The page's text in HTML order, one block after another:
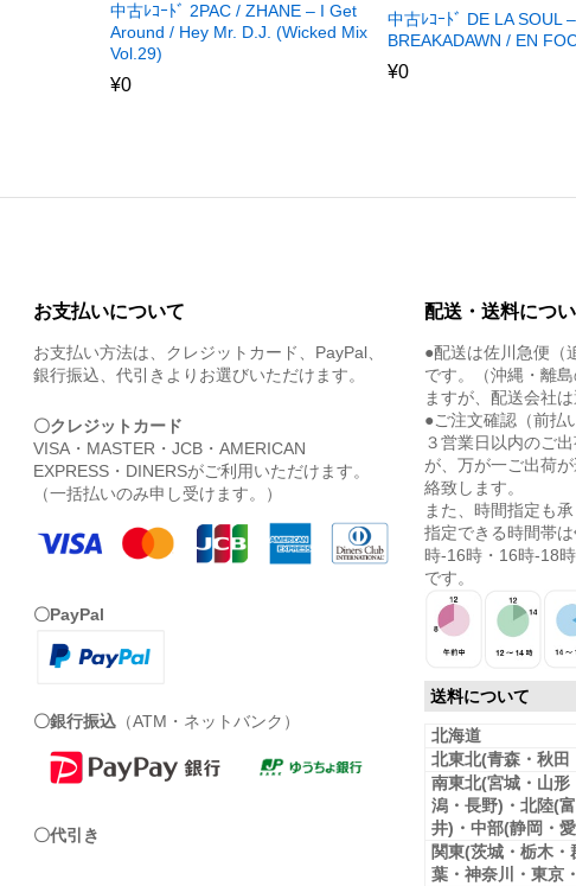
中古ﾚｺｰﾄﾞ 2PAC / ZHANE – I Get
Around / Hey Mr. D.J. (Wicked Mix
Vol.29)
¥0
中古ﾚｺｰﾄﾞ DE LA SOUL –
BREAKADAWN / EN
¥0
お支払いについて
お支払い方法は、クレジットカード、PayPal、
銀行振込、代引きよりお選びいただけます。
〇クレジットカード
VISA・MASTER・JCB・AMERICAN
EXPRESS・DINERSがご利用いただけます。
（一括払いのみ申し受けます。）
〇PayPal
〇銀行振込 （ATM・ネットバンク）
〇代引き
配送・送料につ
●配送は佐川急便（
です。（沖縄・離
ますが、配送会社
●ご注文確認（前払
３営業日以内のご
が、万が一ご出荷
絡致します。
また、時間指定も承
指定できる時間帯
時-16時・16時-18
です。
送料について
北海道
北東北(青森・秋田
南東北(宮城・山形
潟・長野)・北陸(
井)・中部(静岡・
関東(茨城・栃木
葉・神奈川・東京